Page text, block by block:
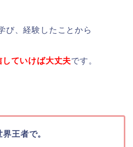
び、経験したことから
ていけば大丈夫です。
王者で。